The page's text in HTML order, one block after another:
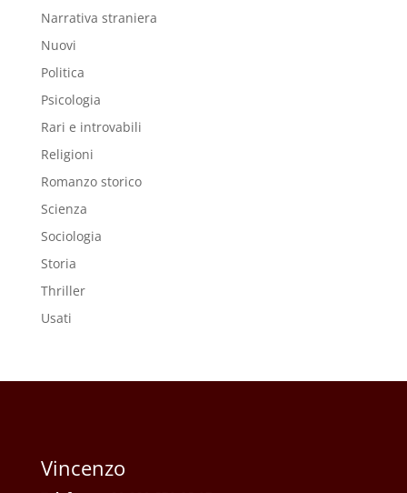
Narrativa straniera
Nuovi
Politica
Psicologia
Rari e introvabili
Religioni
Romanzo storico
Scienza
Sociologia
Storia
Thriller
Usati
Vincenzo